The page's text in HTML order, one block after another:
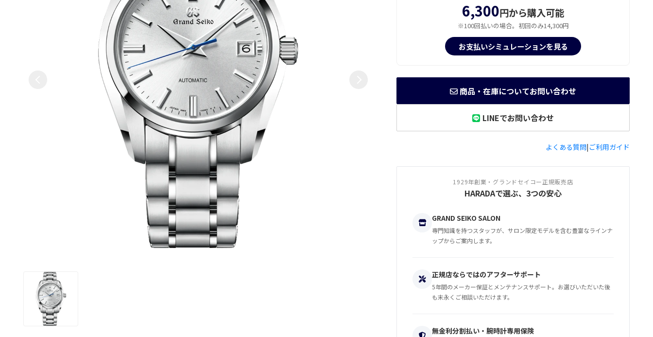
6,300円から購入可能
※100回払いの場合。初回のみ14,300円
お支払いシミュレーションを見る
商品・在庫についてお問い合わせ
LINEでお問い合わせ
よくある質問| ご利用ガイド
1929年創業・グランドセイコー正規販売店
HARADAで選ぶ、3つの安心
GRAND SEIKO SALON
専門知識を持つスタッフが、サロン限定モデルを含む豊富なラインナ
ップからご案内します。
正規店ならではのアフターサポート
5年間のメーカー保証とメンテナンスサポート。お選びいただいた後
も末永くご相談いただけます。
無金利分割払い・腕時計専用保険